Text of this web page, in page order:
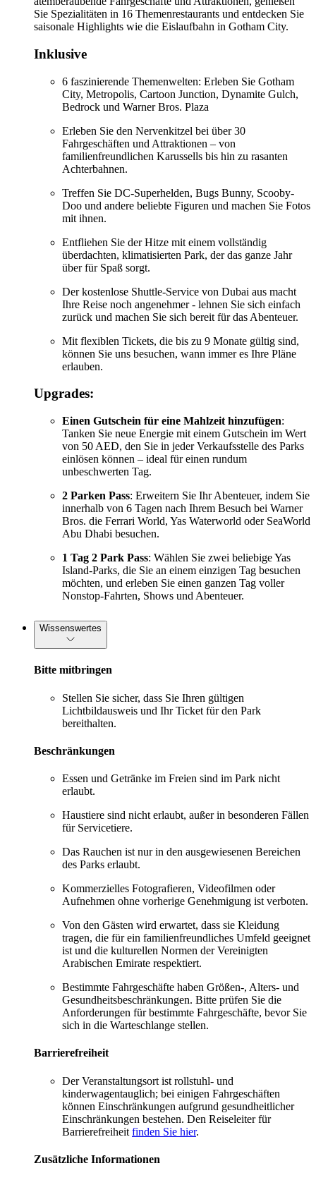
Sie Spezialitäten in 16 Themenrestaurants und entdecken Sie
saisonale Highlights wie die Eislaufbahn in Gotham City.
Inklusive
6 faszinierende Themenwelten: Erleben Sie Gotham
City, Metropolis, Cartoon Junction, Dynamite Gulch,
Bedrock und Warner Bros. Plaza
Erleben Sie den Nervenkitzel bei über 30
Fahrgeschäften und Attraktionen – von
familienfreundlichen Karussells bis hin zu rasanten
Achterbahnen.
Treffen Sie DC-Superhelden, Bugs Bunny, Scooby-
Doo und andere beliebte Figuren und machen Sie Fotos
mit ihnen.
Entfliehen Sie der Hitze mit einem vollständig
überdachten, klimatisierten Park, der das ganze Jahr
über für Spaß sorgt.
Der kostenlose Shuttle-Service von Dubai aus macht
Ihre Reise noch angenehmer - lehnen Sie sich einfach
zurück und machen Sie sich bereit für das Abenteuer.
Mit flexiblen Tickets, die bis zu 9 Monate gültig sind,
können Sie uns besuchen, wann immer es Ihre Pläne
erlauben.
Upgrades:
Einen Gutschein für eine Mahlzeit hinzufügen:
Tanken Sie neue Energie mit einem Gutschein im Wert
von 50 AED, den Sie in jeder Verkaufsstelle des Parks
einlösen können – ideal für einen rundum
unbeschwerten Tag.
2 Parken Pass: Erweitern Sie Ihr Abenteuer, indem Sie
innerhalb von 6 Tagen nach Ihrem Besuch bei Warner
Bros. die Ferrari World, Yas Waterworld oder SeaWorld
Abu Dhabi besuchen.
1 Tag 2 Park Pass: Wählen Sie zwei beliebige Yas
Island-Parks, die Sie an einem einzigen Tag besuchen
möchten, und erleben Sie einen ganzen Tag voller
Nonstop-Fahrten, Shows und Abenteuer.
Wissenswertes
Bitte mitbringen
Stellen Sie sicher, dass Sie Ihren gültigen
Lichtbildausweis und Ihr Ticket für den Park
bereithalten.
Beschränkungen
Essen und Getränke im Freien sind im Park nicht
erlaubt.
Haustiere sind nicht erlaubt, außer in besonderen Fällen
für Servicetiere.
Das Rauchen ist nur in den ausgewiesenen Bereichen
des Parks erlaubt.
Kommerzielles Fotografieren, Videofilmen oder
Aufnehmen ohne vorherige Genehmigung ist verboten.
Von den Gästen wird erwartet, dass sie Kleidung
tragen, die für ein familienfreundliches Umfeld geeignet
ist und die kulturellen Normen der Vereinigten
Arabischen Emirate respektiert.
Bestimmte Fahrgeschäfte haben Größen-, Alters- und
Gesundheitsbeschränkungen. Bitte prüfen Sie die
Anforderungen für bestimmte Fahrgeschäfte, bevor Sie
sich in die Warteschlange stellen.
Barrierefreiheit
Der Veranstaltungsort ist rollstuhl- und
kinderwagentauglich; bei einigen Fahrgeschäften
können Einschränkungen aufgrund gesundheitlicher
Einschränkungen bestehen. Den Reiseleiter für
Barrierefreiheit finden Sie hier.
Zusätzliche Informationen